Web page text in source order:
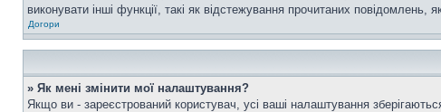
виконувати інші функції, такі як відстежування прочитаних повідомлень,
Догори
» Як мені змінити мої налаштування?
Якщо ви - зареєстрований користувач, усі ваші налаштування